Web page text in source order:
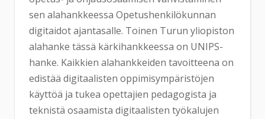
sen alahankkeessa Opetushenkilökunnan
digitaidot ajantasalle. Toinen Turun yliopiston
alahanke tässä kärkihankkeessa on UNIPS-
hanke. Kaikkien alahankkeiden tavoitteena on
edistää digitaalisten oppimisympäristöjen
käyttöä ja tukea opettajien pedagogista ja
teknistä osaamista digitaalisten työkalujen